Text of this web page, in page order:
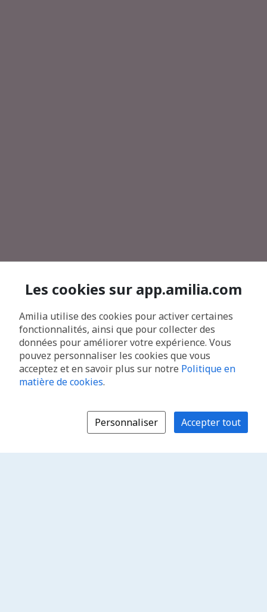
Les cookies sur app.amilia.com
Amilia utilise des cookies pour activer certaines
fonctionnalités, ainsi que pour collecter des
données pour améliorer votre expérience. Vous
pouvez personnaliser les cookies que vous
acceptez et en savoir plus sur notre Politique en
matière de cookies.
Personnaliser Accepter tout